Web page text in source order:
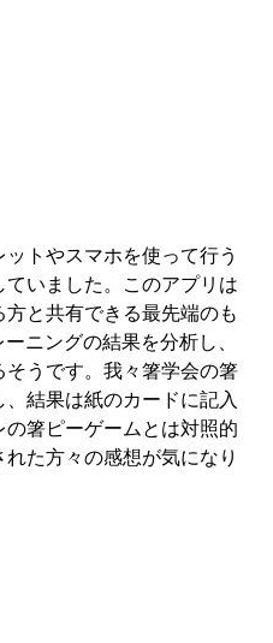
トやスマホを使って行う
ていました。このアプリは
方と共有できる最先端のも
ニングの結果を分析し、
うです。我々箸学会の箸
結果は紙のカードに記入
箸ピーゲームとは対照的
た方々の感想が気になり